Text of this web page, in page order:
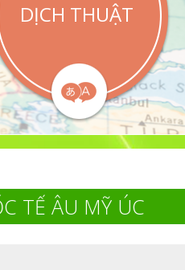
DỊCH THUẬT
TẾ ÂU MỸ ÚC